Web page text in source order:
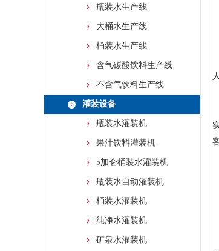
瓶装水生产线
大桶水生产线
桶装水生产线
含气碳酸饮料生产线
不含气饮料生产线
灌装设备
瓶装水灌装机
果汁饮料灌装机
5加仑桶装水灌装机
瓶装水自动灌装机
桶装水灌装机
纯净水灌装机
矿泉水灌装机